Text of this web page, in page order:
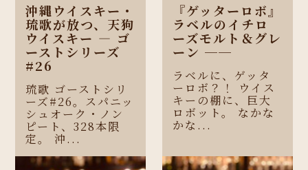
沖縄ウイスキー・
琉歌が放つ、天狗
ウイスキー ― ゴ
ーストシリーズ
#26
琉歌 ゴーストシリ
ーズ#26。スパニッ
シュオーク・ノン
ピート、328本限
定。 沖...
『ゲッターロボ』
ラベルのイチロ
ーズモルト＆グレ
ーン ──
ラベルに、ゲッタ
ーロボ？！ ウイス
キーの棚に、巨大
ロボット。 なかな
かな...